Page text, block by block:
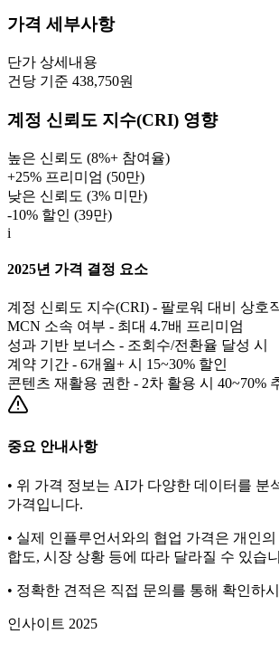
가격 세부사항
단가 상세내용
건당 기준 438,750원
계정 신뢰도 지수(CRI) 영향
높은 신뢰도 (8%+ 참여율)
+25% 프리미엄 (50만)
낮은 신뢰도 (3% 미만)
-10% 할인 (39만)
i
2025년 가격 결정 요소
계정 신뢰도 지수(CRI) - 팔로워 대비 상호
MCN 소속 여부 - 최대 4.7배 프리미엄
성과 기반 보너스 - 조회수/전환율 달성 시
계약 기간 - 6개월+ 시 15~30% 할인
콘텐츠 재활용 권한 - 2차 활용 시 40~70%
중요 안내사항
• 위 가격 정보는 AI가 다양한 데이터를 분
가격입니다.
• 실제 인플루언서와의 협업 가격은 개인
합도, 시장 상황 등에 따라 달라질 수 있습
• 정확한 견적은 직접 문의를 통해 확인하
인사이트 2025